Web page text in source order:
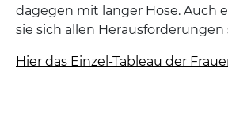
dagegen mit langer Hose. Auch
sie sich allen
Hier das Einzel-Tableau der